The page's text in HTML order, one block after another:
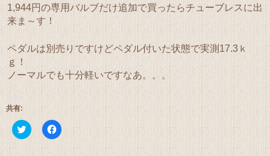
1,944円の専用バルブだけ追加で買ったらチューブレスに出
来ま～す！
ペダルは別売りですけどペダル付いた状態で実測17.3ｋ
ｇ！
ノーマルでも十分軽いですなあ。。。
共有:
ク
リ
Facebook
で